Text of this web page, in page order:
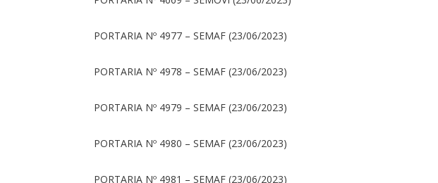
PORTARIA Nº 4977 – SEMAF (23/06/2023)
PORTARIA Nº 4978 – SEMAF (23/06/2023)
PORTARIA Nº 4979 – SEMAF (23/06/2023)
PORTARIA Nº 4980 – SEMAF (23/06/2023)
PORTARIA Nº 4981 – SEMAF (23/06/2023)